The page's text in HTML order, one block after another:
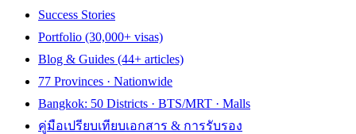
Success Stories
Portfolio (30,000+ visas)
Blog & Guides (44+ articles)
77 Provinces · Nationwide
Bangkok: 50 Districts · BTS/MRT · Malls
คู่มือเปรียบเทียบเอกสาร & การรับรอง